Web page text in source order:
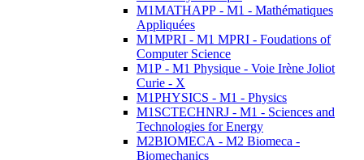
M1MATHAPP - M1 - Mathématiques
Appliquées
M1MPRI - M1 MPRI - Foudations of
Computer Science
M1P - M1 Physique - Voie Irène Joliot
Curie - X
M1PHYSICS - M1 - Physics
M1SCTECHNRJ - M1 - Sciences and
Technologies for Energy
M2BIOMECA - M2 Biomeca -
Biomechanics